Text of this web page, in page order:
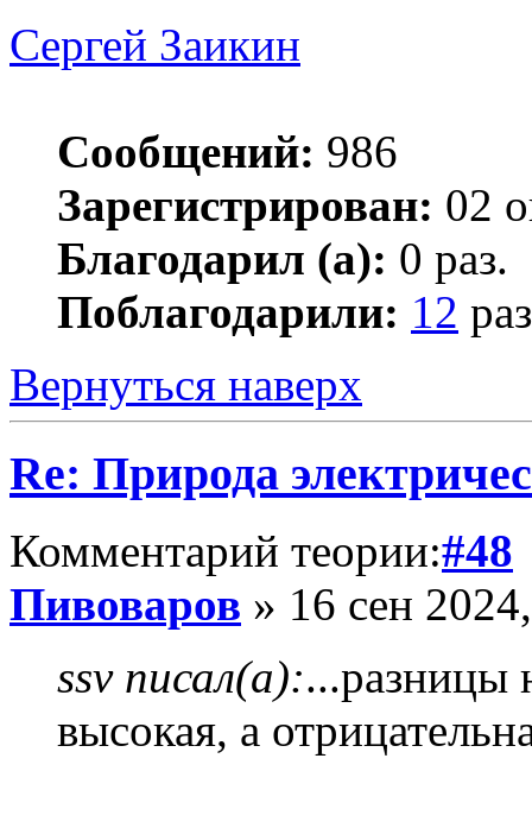
Сергей Заикин
Сообщений: 986
Зарегистрирован: 02
Благодарил (а): 0 раз.
Поблагодарили: 12
Вернуться наверх
Re: Природа
Комментарий теории:#48
Пивоваров » 16 сен
ssv писал(а):...разницы
высокая, а